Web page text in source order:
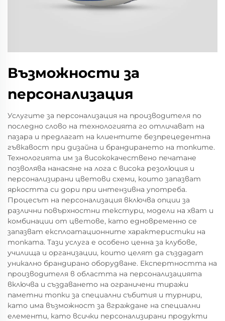
Възможности за
персонализация
Услугите за персонализация на производителя по
последно слово на технологията го отличават на
пазара и предлагат на клиентите безпрецедентна
гъвкавост при дизайна и брандирането на топките.
Технологията им за висококачествено печатане
позволява нанасяне на лога с висока резолюция и
персонализирани цветови схеми, които запазват
яркостта си дори при интензивна употреба.
Процесът на персонализация включва опции за
различни повърхностни текстури, модели на хват и
комбинации от цветове, като едновременно се
запазват експлоатационните характеристики на
топката. Тази услуга е особено ценна за клубове,
училища и организации, които целят да създадат
уникално брандирано оборудване. Експертността на
производителя в областта на персонализацията
включва и създаването на ограничени тиражи
паметни топки за специални събития и турнири,
като има възможност за вграждане на специални
елементи, като всички персонализирани продукти